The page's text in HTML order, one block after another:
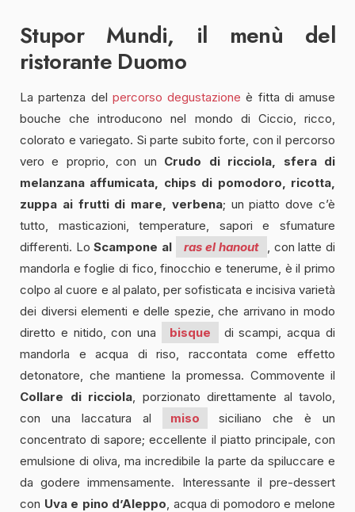
Stupor Mundi, il menù del
ristorante Duomo
La partenza del percorso degustazione è fitta di amuse
bouche che introducono nel mondo di Ciccio, ricco,
colorato e variegato. Si parte subito forte, con il percorso
vero e proprio, con un Crudo di ricciola, sfera di
melanzana affumicata, chips di pomodoro, ricotta,
zuppa ai frutti di mare, verbena; un piatto dove c’è
tutto, masticazioni, temperature, sapori e sfumature
differenti. LoScampone al ras el hanout
, con latte di
mandorla e foglie di fico, finocchio e tenerume, è il primo
colpo al cuore e al palato, per sofisticata e incisiva varietà
dei diversi elementi e delle spezie, che arrivano in modo
diretto e nitido, con una
bisque
di scampi, acqua di
mandorla e acqua di riso, raccontata come effetto
detonatore, che mantiene la promessa. Commovente il
Collare di ricciola , porzionato direttamente al tavolo,
con una laccatura al
miso
siciliano che è un
concentrato di sapore; eccellente il piatto principale, con
emulsione di oliva, ma incredibile la parte da spiluccare e
da godere immensamente. Interessante il pre-dessert
con Uva e pino d’Aleppo , acqua di pomodoro e melone